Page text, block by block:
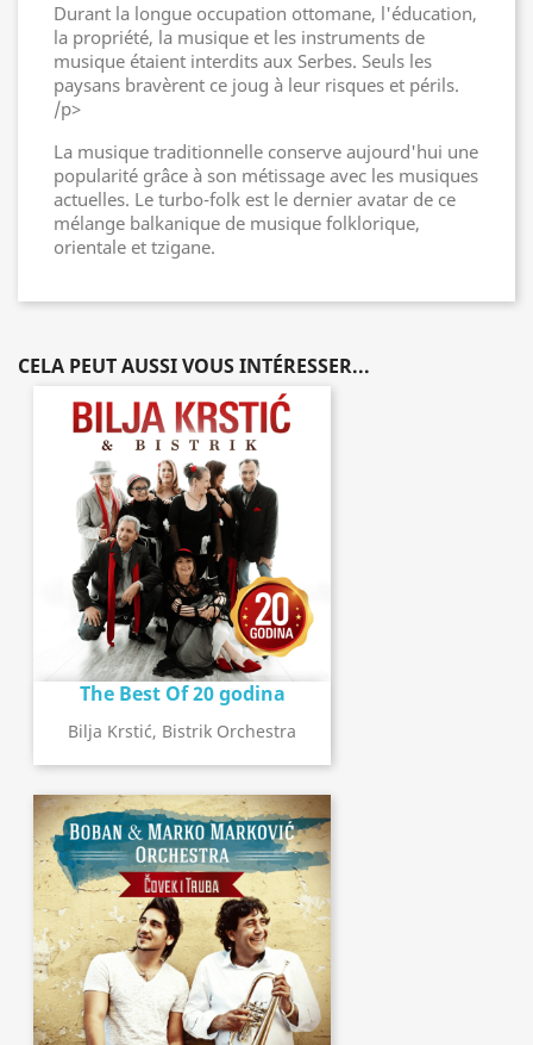
Durant la longue occupation ottomane, l'éducation,
la propriété, la musique et les instruments de
musique étaient interdits aux Serbes. Seuls les
paysans bravèrent ce joug à leur risques et périls.
/p>
La musique traditionnelle conserve aujourd'hui une
popularité grâce à son métissage avec les musiques
actuelles. Le turbo-folk est le dernier avatar de ce
mélange balkanique de musique folklorique,
orientale et tzigane.
CELA PEUT AUSSI VOUS INTÉRESSER...
The Best Of 20 godina
Bilja Krstić, Bistrik Orchestra